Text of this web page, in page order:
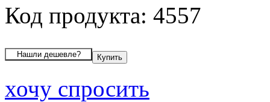
Код продукта: 4557
хочу спросить